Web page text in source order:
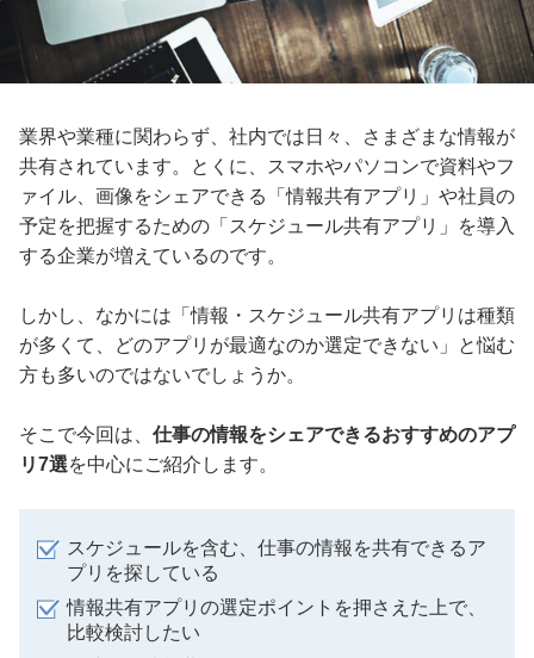
業界や業種に関わらず、社内では日々、さまざまな情報が
共有されています。とくに、スマホやパソコンで資料やフ
ァイル、画像をシェアできる「情報共有アプリ」や社員の
予定を把握するための「スケジュール共有アプリ」を導入
する企業が増えているのです。
しかし、なかには「情報・スケジュール共有アプリは種類
が多くて、どのアプリが最適なのか選定できない」と悩む
方も多いのではないでしょうか。
そこで今回は、 仕事の情報をシェアできるおすすめのアプ
リ7選を中心にご紹介します。
スケジュールを含む、仕事の情報を共有できるア
プリを探している
情報共有アプリの選定ポイントを押さえた上で、
比較検討したい